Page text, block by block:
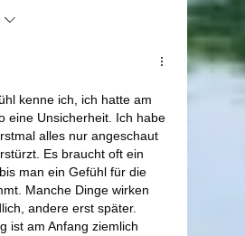
kenne ich, ich hatte am
eine Unsicherheit. Ich habe
alles nur angeschaut
Es braucht oft ein
man ein Gefühl für die
Manche Dinge wirken
andere erst später.
ist am Anfang ziemlich